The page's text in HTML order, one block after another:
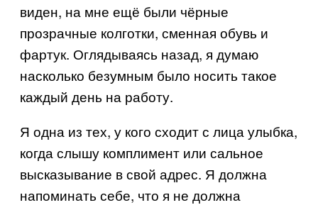
виден, на мне ещё были чёрные
прозрачные колготки, сменная обувь и
фартук. Оглядываясь назад, я думаю
насколько безумным было носить такое
каждый день на работу.
Я одна из тех, у кого сходит с лица улыбка,
когда слышу комплимент или сальное
высказывание в свой адрес. Я должна
напоминать себе, что я не должна